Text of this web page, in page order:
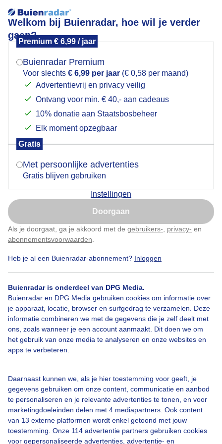
Welkom bij Buienradar, hoe wil je verder
gaan?
Premium € 6,99 / jaar
Buienradar Premium
Voor slechts € 6,99 per jaar (€ 0,58 per maand)
Advertentievrij en privacy veilig
Ontvang voor min. € 40,- aan cadeaus
10% donatie aan Staatsbosbeheer
Elk moment opzegbaar
Gratis
Met persoonlijke advertenties
Gratis blijven gebruiken
Instellingen
Doorgaan
Als je doorgaat, ga je akkoord met de gebruikers- privacy- en
abonnementsvoorwaarden
Heb je al een Buienradar-abonnement? Inloggen
Buienradar is onderdeel van DPG Media.
Buienradar en DPG Media gebruiken cookies om informatie over
je apparaat, locatie, browser en surfgedrag te verzamelen. Deze
informatie combineren we met de gegevens die je zelf deelt met
ons, zoals wanneer je een account aanmaakt. Dit doen we om
het gebruik van onze media te analyseren en onze websites en
apps te verbeteren.
Daarnaast kunnen we, als je hier toestemming voor geeft, je
gegevens gebruiken om onze content, communicatie en aanbod
te personaliseren en je relevante advertenties te tonen, en voor
marketingdoeleinden delen met 4 mediapartners. Ook content
van 13 externe platformen wordt enkel getoond met jouw
toestemming. Onze 114 advertentie partners gebruiken cookies
voor gepersonaliseerde advertenties, advertentie- en
rijksmonument
Populaire categorieën
Lente
Zomer
Over Buienradar
Bedrijfsgegevens
Veelgestelde vragen
Contact
Gebruikersvoorwaarden
Adverteren
Buienradar Team
Privacy beleid
Mogen we je locatie gebruiken voor het
Indien je hier nog geen akkoord op hebt gegeven,
verschijnt er zo een pop-up uit je browser waarin
Is goed, toon de popup
Nu niet, misschien later
Klik hierom dit aan te passen